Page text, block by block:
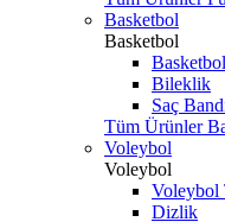
Basketbol
Basketbol
Bileklik
Saç
Tüm Ürünler
Voleybol
Voleybol
Voleybol
Dizlik